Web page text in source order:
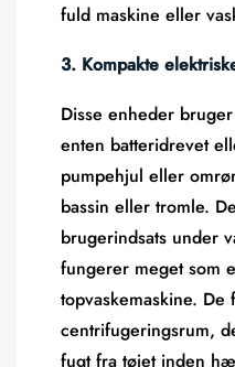
fuld maskine eller
3. Kompakte
Disse enheder
enten batteridrevet
pumpehjul eller
bassin eller tromle.
brugerindsats under
fungerer meget som
topvaskemaskine. De
centrifugeringsrum,
fugtfra tøjet inden